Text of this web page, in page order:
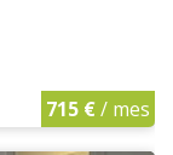
715 €/ mes